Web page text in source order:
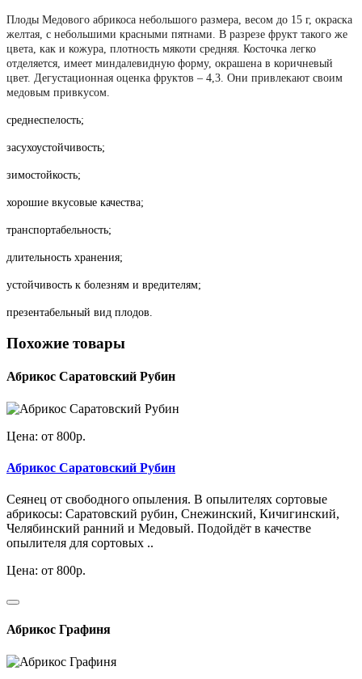
Плоды Медового абрикоса небольшого размера, весом до 15 г, окраска
желтая, с небольшими красными пятнами. В разрезе фрукт такого же
цвета, как и кожура, плотность мякоти средняя. Косточка легко
отделяется, имеет миндалевидную форму, окрашена в коричневый
цвет. Дегустационная оценка фруктов – 4,3. Они привлекают своим
медовым привкусом.
среднеспелость;
засухоустойчивость;
зимостойкость;
хорошие вкусовые качества;
транспортабельность;
длительность хранения;
устойчивость к болезням и вредителям;
презентабельный вид плодов.
Похожие товары
Абрикос Саратовский Рубин
Цена: от 800р.
Абрикос Саратовский Рубин
Сеянец от свободного опыления. В опылителях сортовые
абрикосы: Саратовский рубин, Снежинский, Кичигинский,
Челябинский ранний и Медовый. Подойдёт в качестве
опылителя для сортовых ..
Цена: от 800р.
Абрикос Графиня